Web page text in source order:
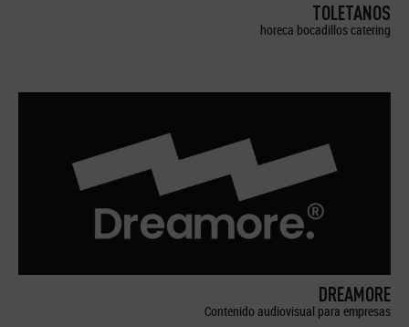
TOLETANOS
horeca bocadillos catering
DREAMORE
Contenido audiovisual para empresas